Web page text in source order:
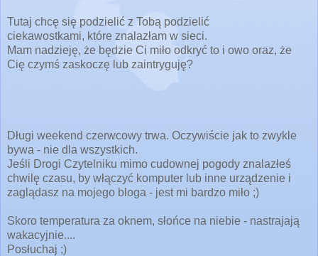
Tutaj chcę się podzielić z Tobą podzielić
ciekawostkami, które znalazłam w sieci.
Mam nadzieję, że będzie Ci miło odkryć to i owo oraz, że
Cię czymś zaskoczę lub zaintryguję?
Długi weekend czerwcowy trwa. Oczywiście jak to zwykle
bywa - nie dla wszystkich.
Jeśli Drogi Czytelniku mimo cudownej pogody znalazłeś
chwilę czasu, by włączyć komputer lub inne urządzenie i
zaglądasz na mojego bloga - jest mi bardzo miło ;)
Skoro temperatura za oknem, słońce na niebie - nastrajają
wakacyjnie....
Posłuchaj ;)